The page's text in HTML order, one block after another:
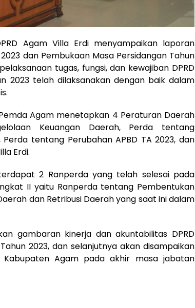
Agam Villa Erdi menyampaikan laporan
dan Pembukaan Masa Persidangan Tahun
tugas, fungsi, dan kewajiban DPRD
2023 telah dilaksanakan dengan baik dalam
Agam menetapkan 4 Peraturan Daerah
Keuangan Daerah, Perda tentang
tentang Perubahan APBD TA 2023, dan
Erdi.
2 Ranperda yang telah selesai pada
II yaitu Ranperda tentang Pembentukan
dan Retribusi Daerah yang saat ini dalam
gambaran kinerja dan akuntabilitas DPRD
2023, dan selanjutnya akan disampaikan
Kabupaten Agam pada akhir masa jabatan